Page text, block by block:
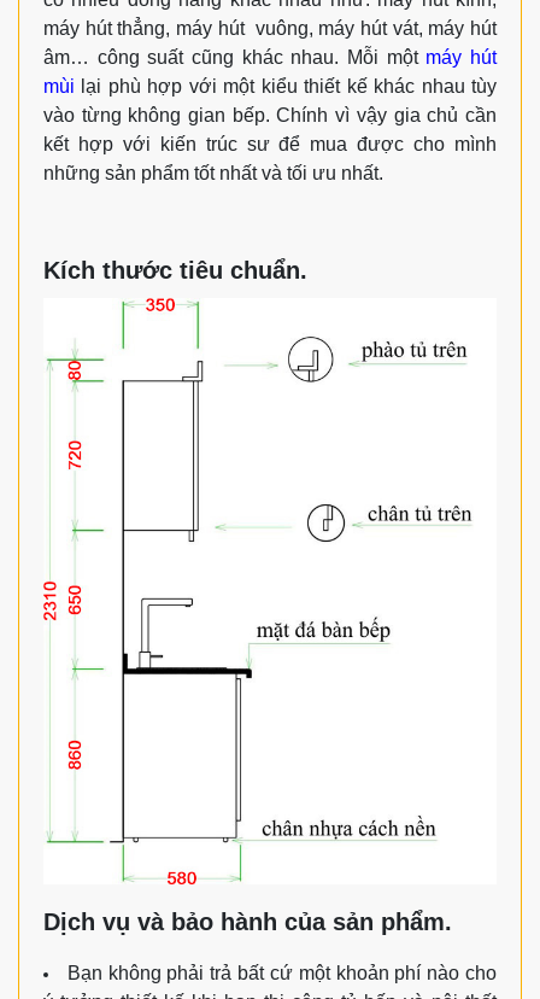
máy hút thẳng, máy hút vuông, máy hút vát, máy hút
âm… công suất cũng khác nhau. Mỗi một máy hút
mùi lại phù hợp với một kiểu thiết kế khác nhau tùy
vào từng không gian bếp. Chính vì vậy gia chủ cần
kết hợp với kiến trúc sư để mua được cho mình
những sản phẩm tốt nhất và tối ưu nhất.
Kích thước tiêu chuẩn.
Dịch vụ và bảo hành của sản phẩm.
Bạn không phải trả bất cứ một khoản phí nào cho